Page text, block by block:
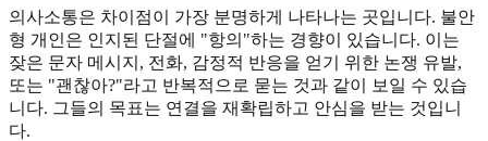
의사소통은 차이점이 가장 분명하게 나타나는 곳입니다. 불안
형 개인은 인지된 단절에 "항의"하는 경향이 있습니다. 이는
잦은 문자 메시지, 전화, 감정적 반응을 얻기 위한 논쟁 유발,
또는 "괜찮아?"라고 반복적으로 묻는 것과 같이 보일 수 있습
니다. 그들의 목표는 연결을 재확립하고 안심을 받는 것입니
다.